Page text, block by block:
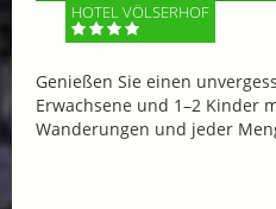
HOTEL VÖLSERHOF
Genießen Sie einen
Erwachsene und 1–2 Kinder
Wanderungen und jeder